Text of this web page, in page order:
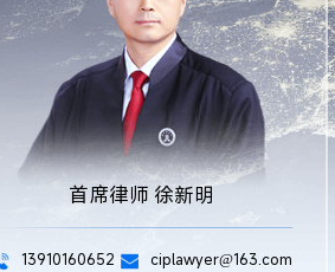
首席律师 徐新明
13910160652 ciplawyer@163.com